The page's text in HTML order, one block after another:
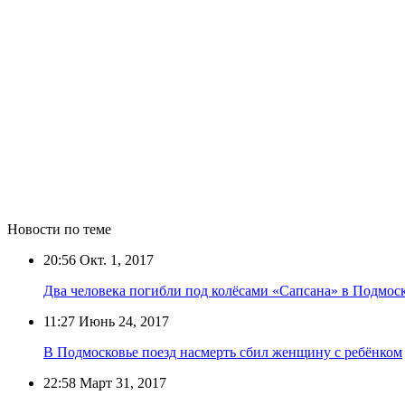
Новости по теме
20:56 Окт. 1, 2017
Два человека погибли под колёсами «Сапсана» в
11:27 Июнь 24, 2017
В Подмосковье поезд насмерть сбил женщину с ребёнком
22:58 Март 31, 2017